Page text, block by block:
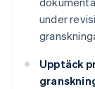
under
Upptäck